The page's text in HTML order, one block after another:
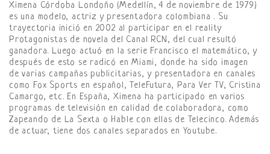
Ximena Córdoba Londoño (Medellín, 4 de noviembre de 1979)
es una modelo, actriz y presentadora colombiana . Su
trayectoria inició en 2002 al participar en el reality
Protagonistas de novela del Canal RCN, del cual resultó
ganadora. Luego actuó en la serie Francisco el matemático, y
después de esto se radicó en Miami, donde ha sido imagen
de varias campañas publicitarias, y presentadora en canales
como Fox Sports en español, TeleFutura, Para Ver TV, Cristina
Camargo, etc. En España, Ximena ha participado en varios
programas de televisión en calidad de colaboradora, como
Zapeando de La Sexta o Hable con ellas de Telecinco. Además
de actuar, tiene dos canales separados en Youtube.